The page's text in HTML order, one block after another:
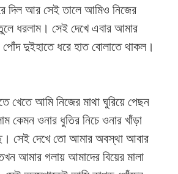
দিল আর সেই তালে আমিও নিজের
ধরলাম। সেই দেখে এবার আমার
পোঁদ দুইহাতে ধরে হাত বোলাতে থাকল।
খেতে আমি নিজের মাথা ঘুরিয়ে পেছন
কেমন ওনার ধুতির নিচে ওনার খাঁড়া
সেই দেখে তো আমার অবস্থা আবার
আমার গলায় আমাদের বিয়ের মালা